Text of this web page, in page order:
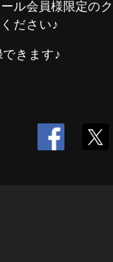
ル会員様限定の
ださい♪
きます♪